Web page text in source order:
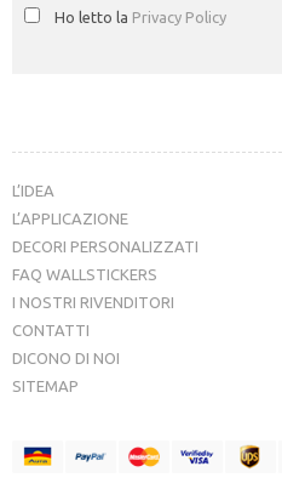
Ho letto la Privacy Policy
L’IDEA
L’APPLICAZIONE
DECORI PERSONALIZZATI
FAQ WALLSTICKERS
I NOSTRI RIVENDITORI
CONTATTI
DICONO DI NOI
SITEMAP